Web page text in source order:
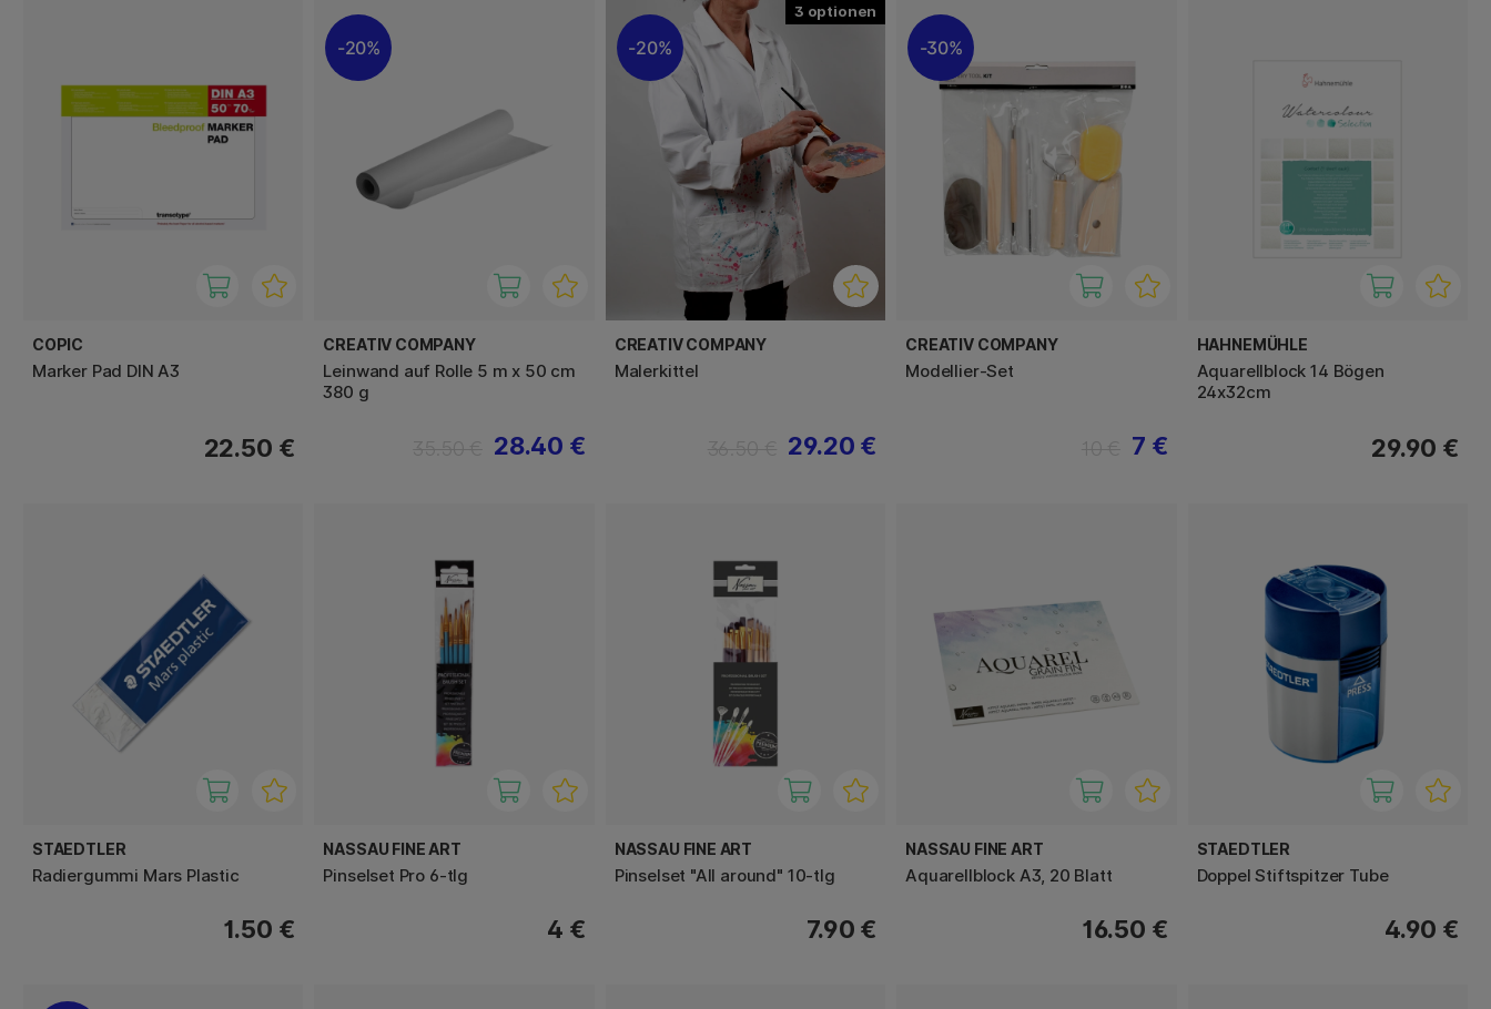
COPIC
Marker Pad DIN A3
22.50 €
20%
CREATIV COMPANY
Leinwand auf Rolle 5 m x 50 cm
380 g
28.40 €
3
20%
CREATIV COMPANY
Malerkittel
29.20 €
30%
CREATIV COMPANY
Modellier-Set
7 €
HAHNEMÜHLE
Aquarellblock 14 Bögen
24x32cm
29.90 €
STAEDTLER
Radiergummi Mars Plastic
1.50 €
NASSAU FINE ART
Pinselset Pro 6-tlg
4 €
NASSAU FINE ART
Pinselset "All around" 10-tlg
7.90 €
NASSAU FINE ART
Aquarellblock A3, 20 Blatt
16.50 €
STAEDTLER
Doppel Stiftspitzer Tube
4.90 €